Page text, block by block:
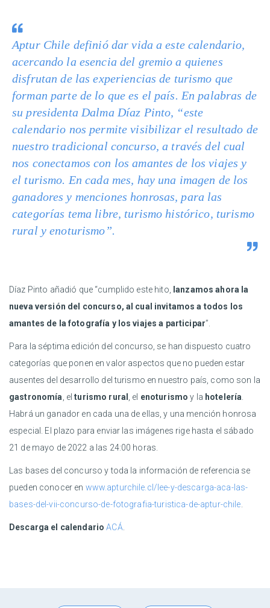
Aptur Chile definió dar vida a este calendario,
acercando la esencia del gremio a quienes
disfrutan de las experiencias de turismo que
forman parte de lo que es el país. En palabras de
su presidenta Dalma Díaz Pinto, “este
calendario nos permite visibilizar el resultado de
nuestro tradicional concurso, a través del cual
nos conectamos con los amantes de los viajes y
el turismo. En cada mes, hay una imagen de los
ganadores y menciones honrosas, para las
categorías tema libre, turismo histórico, turismo
rural y enoturismo”.
Díaz Pinto añadió que “cumplido este hito,
lanzamos ahora la
nueva versión del concurso, al cual invitamos a todos los
amantes de la fotografía y los viajes a participar”.
Para la séptima edición del concurso, se han dispuesto cuatro
categorías que ponen en valor aspectos que no pueden estar
ausentes del desarrollo del turismo en nuestro país, como son la
gastronomía , elturismo rural , el enoturismo y la hotelería
Habrá un ganador en cada una de ellas, y una mención honrosa
especial. El plazo para enviar las imágenes rige hasta el sábado
21 de mayo de 2022 a las 24:00 horas.
Las bases del concurso y toda la información de referencia se
pueden conocer en www.apturchile.cl/lee-y-descarga-aca-las-
bases-del-vii-concurso-de-fotografia-turistica-de-aptur-chile
Descarga el calendario ACÁ